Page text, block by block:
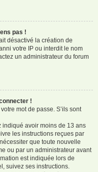
pas !
désactivé la création de
votre IP ou interdit le nom
un administrateur du forum
!
mot de passe. S’ils sont
indiqué avoir moins de 13 ans
les instructions reçues par
que toute nouvelle
ou par un administrateur avant
est indiquée lors de
suivez ses instructions.